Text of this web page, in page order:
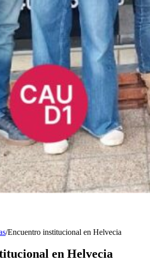
/Encuentro institucional en Helvecia
en Helvecia